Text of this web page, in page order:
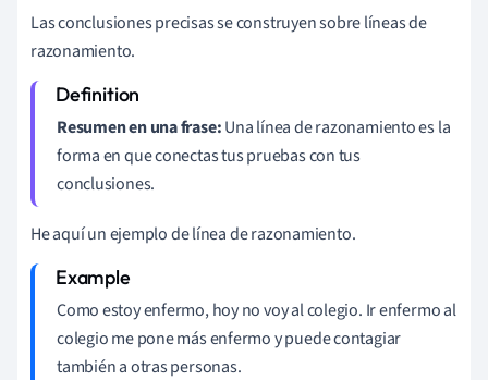
Las conclusiones precisas se construyen sobre líneas de
razonamiento.
Resumen en una frase:Una línea de razonamiento es la
forma en que conectas tus pruebas con tus
conclusiones.
He aquí un ejemplo de línea de razonamiento.
Como estoy enfermo, hoy no voy al colegio. Ir enfermo al
colegio me pone más enfermo y puede contagiar
también a otras personas.